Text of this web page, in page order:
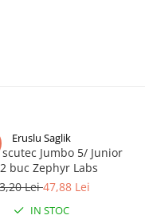
Eruslu Saglik
scutec Jumbo 5/ Junior
buc Zephyr Labs
Lei47,88 Lei
IN STOC